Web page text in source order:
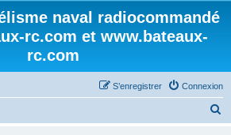
naval radiocommandé
rc.com et www.bateaux-
rc.com
Connexion
S’enregistrer